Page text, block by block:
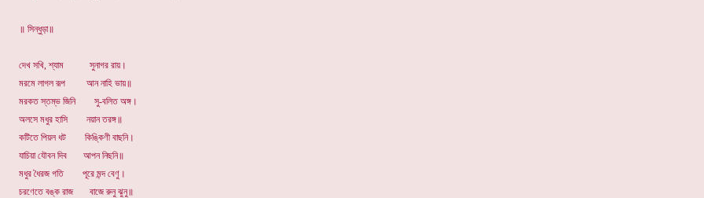
॥ সিন্ধুড়া॥
দেখ সখি, শ্যাম সুনাগর রায়।
মরমে লাগল রূপ আন নাহি ভায়॥
মরকত স্তম্ভ জিনি সু-বলিত অঙ্গ।
অলসে মধুর হাসি নয়ান তরঙ্গ॥
কটিতে পিয়ল ধট কিঙ্কিণী বাছনি।
যাচিয়া যৌবন দিব আপন নিছনি॥
মধুর ধৈরজ গতি পূরে মন্দ বেণু।
চরণেতে বঙ্ক রাজ বাজে রুনু ঝুনু॥